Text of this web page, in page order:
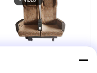
ISO9001 객차 인테리어